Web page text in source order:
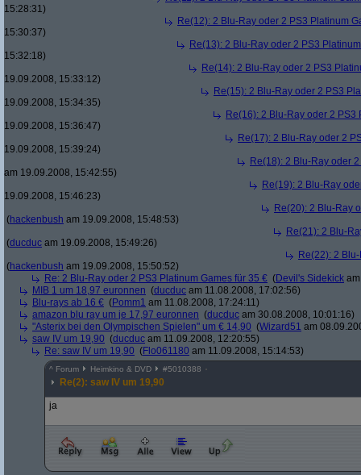
15:28:31)
Re(12): 2 Blu-Ray oder 2 PS3 Platinum
15:30:37)
Re(13): 2 Blu-Ray oder 2 PS3
15:32:18)
Re(14): 2 Blu-Ray oder 2 PS3
19.09.2008, 15:33:12)
Re(15): 2 Blu-Ray oder 2 PS3
19.09.2008, 15:34:35)
Re(16): 2 Blu-Ray oder 2 PS3
19.09.2008, 15:36:47)
Re(17): 2 Blu-Ray oder 2
19.09.2008, 15:39:24)
Re(18): 2 Blu-Ray oder
am 19.09.2008, 15:42:55)
Re(19): 2 Blu-Ray
19.09.2008, 15:46:23)
Re(20): 2 Blu-Ray
(hackenbush am 19.09.2008, 15:48:53)
Re(21): 2 Blu-
(ducduc am 19.09.2008, 15:49:26)
Re(22): 2
(hackenbush am 19.09.2008, 15:50:52)
Re: 2 Blu-Ray oder 2 PS3 Platinum Games für 35 € (Devil's Sidekick
MIB 1 um 18,97 euronnen (ducduc am 11.08.2008, 17:02:56)
Blu-rays ab 16 € (Pomm1 am 11.08.2008, 17:24:11)
amazon blu ray um je 17,97 euronnen (ducduc am 30.08.2008, 10:01:16)
"Asterix bei den Olympischen Spielen" um € 14,90 (Wizard51 am
saw IV um 19,90 (ducduc am 11.09.2008, 12:20:55)
Re: saw IV um 19,90 (Flo061180 am 11.09.2008, 15:14:53)
^ Forum Heimkino & DVD #5010388
Re(2): saw IV um 19,90
ja